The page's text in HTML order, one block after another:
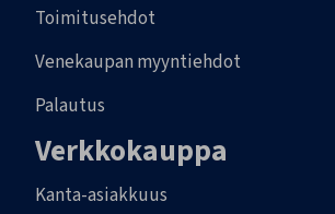
Toimitusehdot
Venekaupan myyntiehdot
Palautus
Verkkokauppa
Kanta-asiakkuus